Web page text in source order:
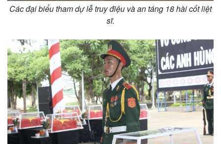
Kinh tế
Bất động sản
Khởi nghiệp
Thị trường
Giá vàng
Tiêu dùng
Tỷ giá
Chứng khoán
Giá cà phê
Các đại biểu tham dự lễ truy điệu và an táng 18 hài cốt liệt
sĩ.